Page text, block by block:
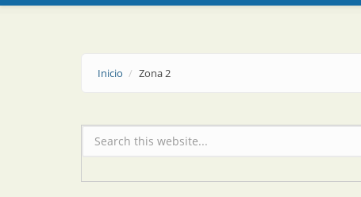
Inicio Zona 2
Formulario de búsqueda